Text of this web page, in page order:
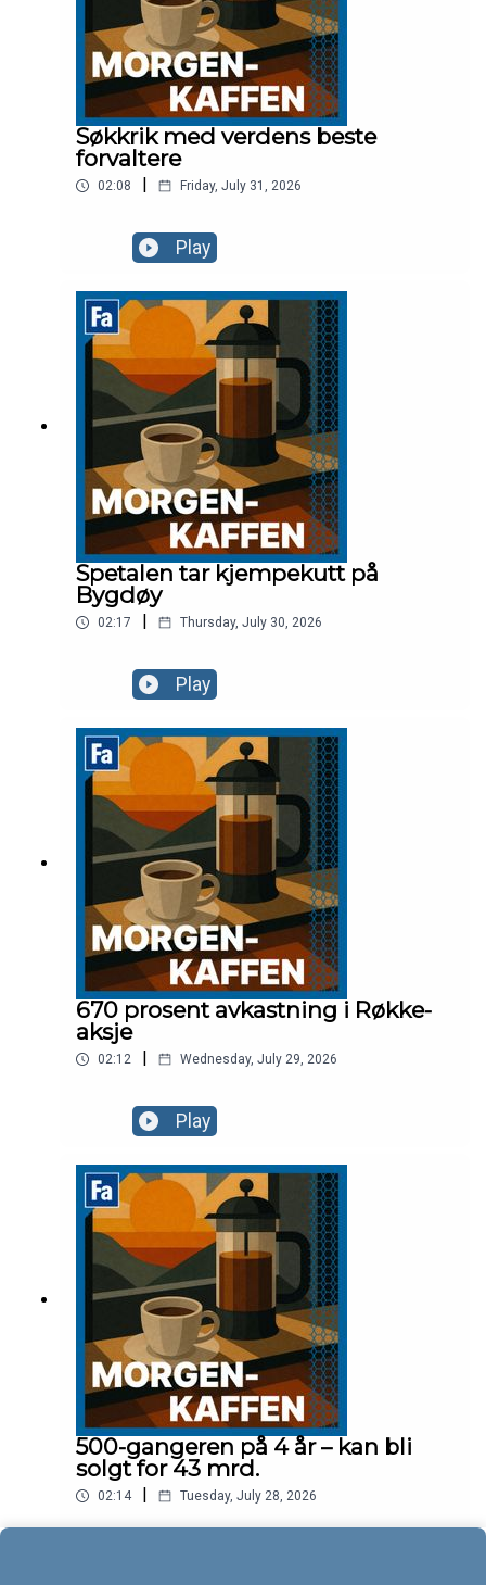
Søkkrik med verdens beste
forvaltere
02:08 Friday, July 31, 2026
Play
Spetalen tar kjempekutt på
Bygdøy
02:17 Thursday, July 30, 2026
Play
670 prosent avkastning i Røkke-
aksje
02:12 Wednesday, July 29, 2026
Play
500-gangeren på 4 år – kan bli
solgt for 43 mrd.
02:14 Tuesday, July 28, 2026